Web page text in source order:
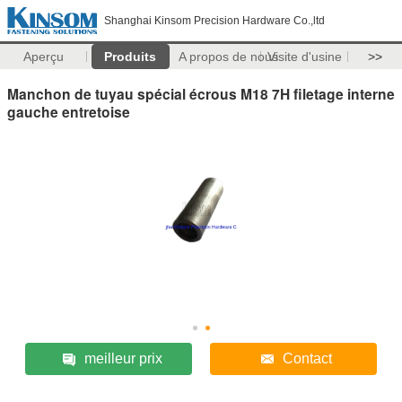
Shanghai Kinsom Precision Hardware Co.,ltd
Aperçu Produits A propos de nousVisite d'usine >>
Manchon de tuyau spécial écrous M18 7H filetage interne
gauche entretoise
meilleur prix Contact